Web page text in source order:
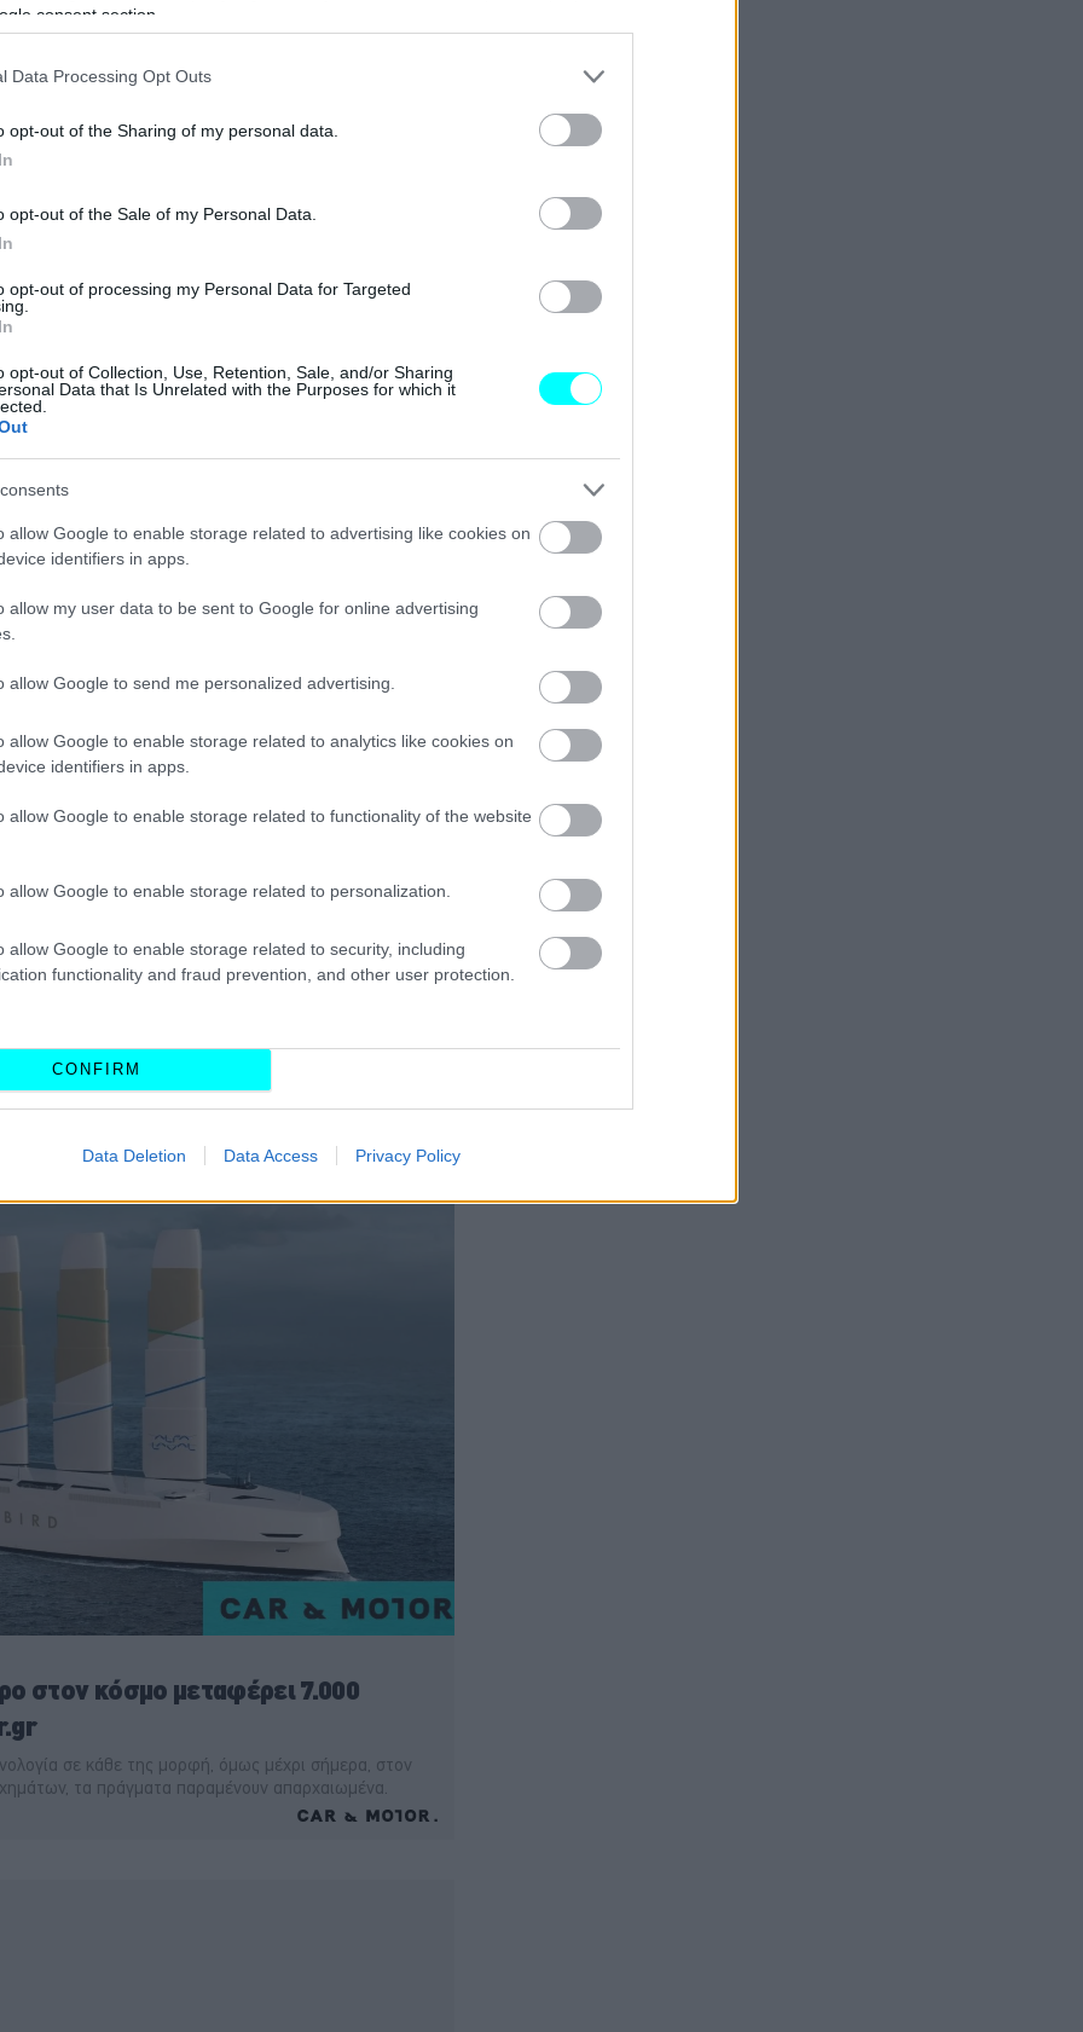
consent section.
Data Processing Opt Outs
opt-out of the Sharing of my personal data.
opt-out of the Sale of my Personal Data.
opt-out of processing my Personal Data for Targeted
opt-out of Collection, Use, Retention, Sale, and/or Sharing
Data that Is Unrelated with the Purposes for which it
allow Google to enable storage related to advertising like cookies on
identifiers in apps.
allow my user data to be sent to Google for online advertising
allow Google to send me personalized advertising.
allow Google to enable storage related to analytics like cookies on
identifiers in apps.
allow Google to enable storage related to functionality of the website
allow Google to enable storage related to personalization.
allow Google to enable storage related to security, including
functionality and fraud prevention, and other user protection.
CONFIRM
Data Deletion Data Access Privacy Policy
εκτιμήσεις, υπολογίζεται πως κάθε χρόνο
στις ακτές και αν συνυπολογίσουμε το
στη θάλασσα, μπορούμε να αντιληφθούμε
άνθρωπος στο περιβάλλον.
BUY NOW
ΕΛΕΓΧΟΣ ΓΙΑ ΤΟ ΑΥΤΟΚΙΝΗΤΟ
MG3 ΑΠΟ 16.450 ΕΥΡΩ
τον τρόπο με τον οποίο το αυτόνομο ρομπότ